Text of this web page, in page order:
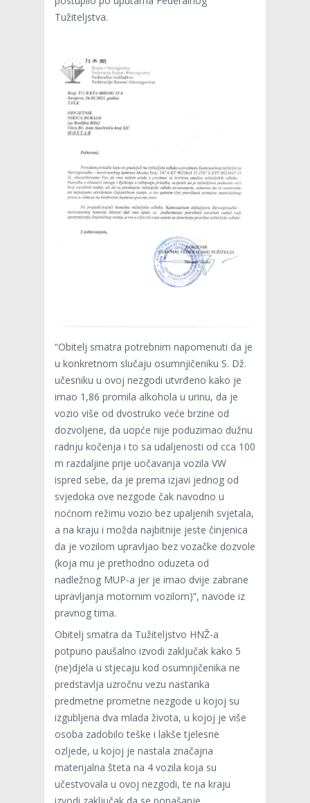
Tužiteljstva.
“Obitelj smatra potrebnim napomenuti da je
u konkretnom slučaju osumnjičeniku S. Dž.
učesniku u ovoj nezgodi utvrđeno kako je
imao 1,86 promila alkohola u urinu, da je
vozio više od dvostruko veće brzine od
dozvoljene, da uopće nije poduzimao dužnu
radnju kočenja i to sa udaljenosti od cca 100
m razdaljine prije uočavanja vozila VW
ispred sebe, da je prema izjavi jednog od
svjedoka ove nezgode čak navodno u
noćnom režimu vozio bez upaljenih svjetala,
a na kraju i možda najbitnije jeste činjenica
da je vozilom upravljao bez vozačke dozvole
(koja mu je prethodno oduzeta od
nadležnog MUP-a jer je imao dvije zabrane
upravljanja motornim vozilom)”, navode iz
pravnog tima.
Obitelj smatra da Tužiteljstvo HNŽ-a
potpuno paušalno izvodi zaključak kako 5
(ne)djela u stjecaju kod osumnjičenika ne
predstavlja uzročnu vezu nastanka
predmetne prometne nezgode u kojoj su
izgubljena dva mlada života, u kojoj je više
osoba zadobilo teške i lakše tjelesne
ozljede, u kojoj je nastala značajna
materijalna šteta na 4 vozila koja su
učestvovala u ovoj nezgodi, te na kraju